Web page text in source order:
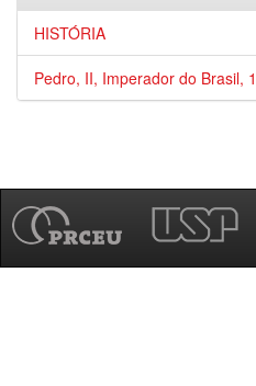
HISTÓRIA
Pedro, II, Imperador do Brasil,